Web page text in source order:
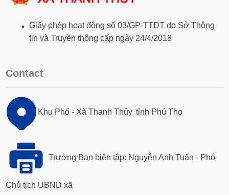
Giấy phép hoạt động số 03/GP-TTĐT do Sở Thông
tin và Truyền thông cấp ngày 24/4/2018
Contact
Khu Phố - Xã Thanh Thủy, tỉnh Phú Thọ
Trưởng Ban biên tập: Nguyễn Anh Tuấn - Phó
Chủ tịch UBND xã